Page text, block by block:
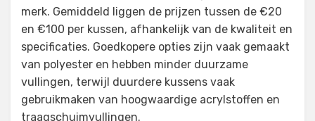
merk. Gemiddeld liggen de prijzen tussen de €20
en €100 per kussen, afhankelijk van de kwaliteit en
specificaties. Goedkopere opties zijn vaak gemaakt
van polyester en hebben minder duurzame
vullingen, terwijl duurdere kussens vaak
gebruikmaken van hoogwaardige acrylstoffen en
traagschuimvullingen.